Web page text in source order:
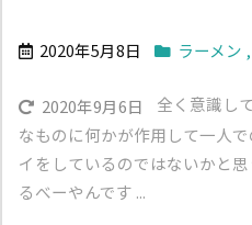
2020年5月8日 ラーメン ,
2020年9月6日
全く意識し
なものに何かが作用して一人
イをしているのではないかと
るべーやんです ...